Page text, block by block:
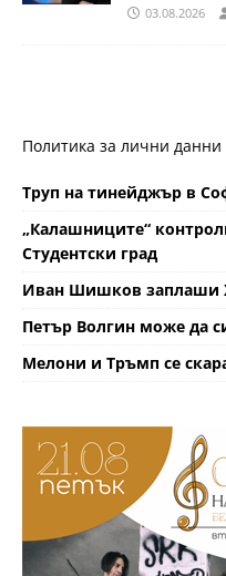
03.08.2026
Политика за лични данни
Труп на тинейджър в
„Калашниците“
Студентски град
Иван Шишков заплаши
Петър Волгин може да
Мелони и Тръмп се